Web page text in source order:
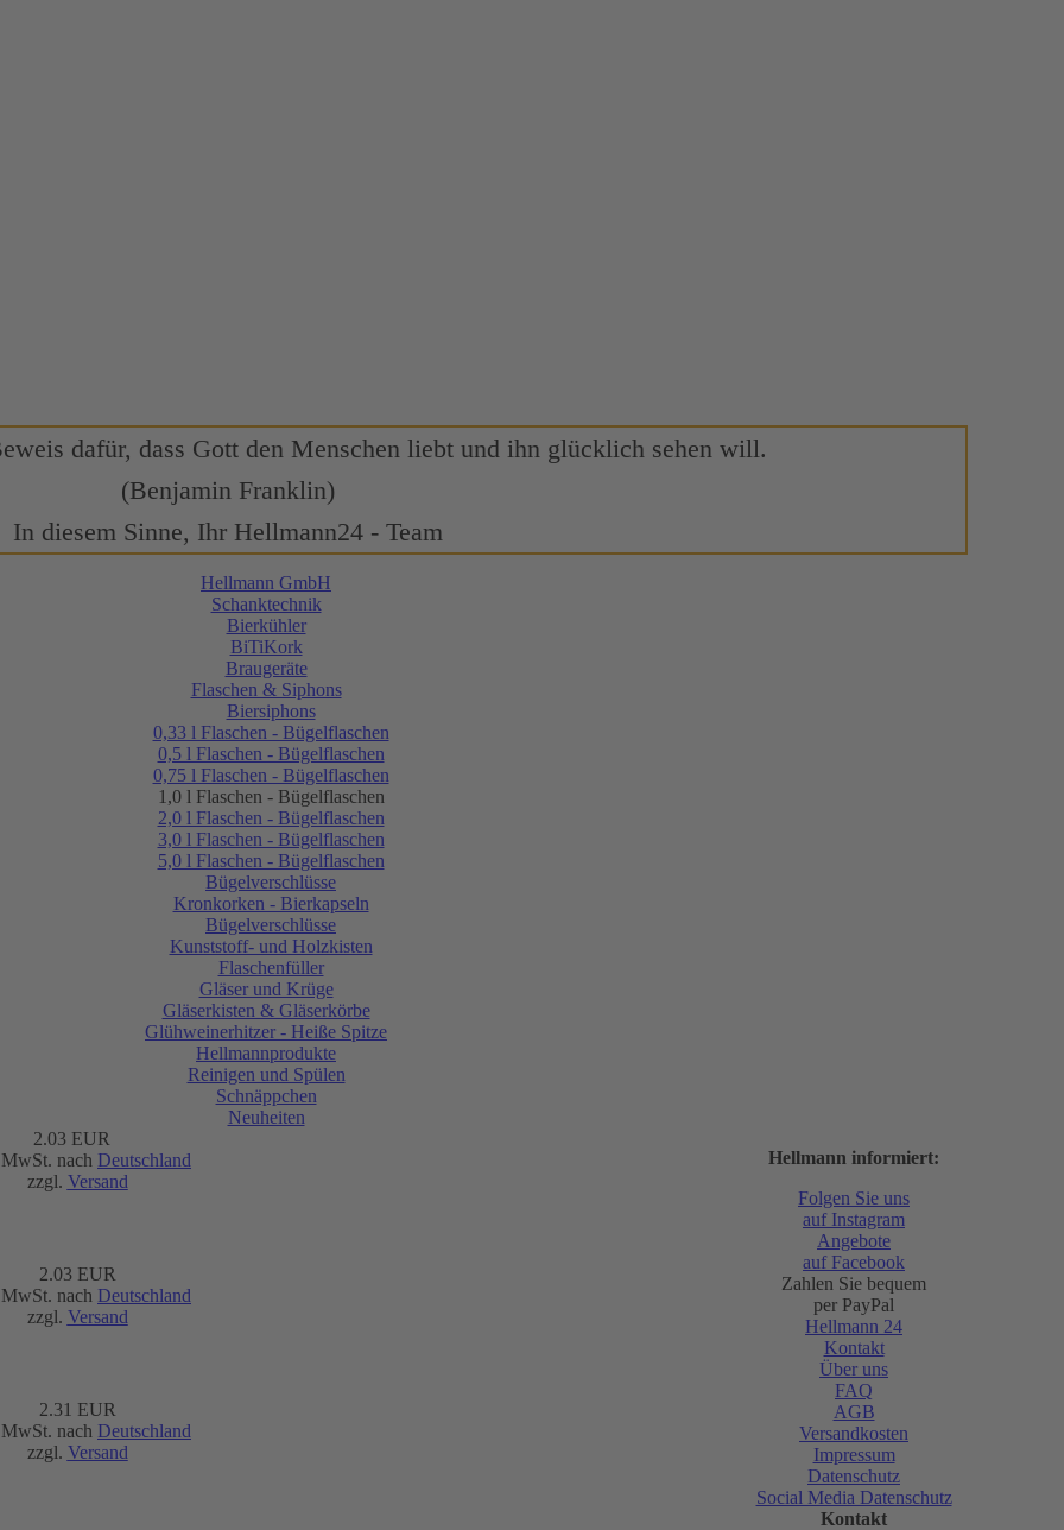
dafür, dass Gott den Menschen liebt und ihn glücklich sehen will.
(Benjamin Franklin)
In diesem Sinne, Ihr Hellmann24 - Team
Hellmann GmbH
Schanktechnik
Bierkühler
BiTiKork
Braugeräte
Flaschen & Siphons
Biersiphons
0,33 l Flaschen - Bügelflaschen
0,5 l Flaschen - Bügelflaschen
0,75 l Flaschen - Bügelflaschen
1,0 l Flaschen - Bügelflaschen
2,0 l Flaschen - Bügelflaschen
3,0 l Flaschen - Bügelflaschen
5,0 l Flaschen - Bügelflaschen
Bügelverschlüsse
Kronkorken - Bierkapseln
Bügelverschlüsse
Kunststoff- und Holzkisten
Flaschenfüller
Gläser und Krüge
Gläserkisten & Gläserkörbe
Glühweinerhitzer - Heiße Spitze
Hellmannprodukte
Reinigen und Spülen
Schnäppchen
Neuheiten
2.03 EUR
nach Deutschland
zzgl. Versand
2.03 EUR
nach Deutschland
zzgl. Versand
2.31 EUR
nach Deutschland
zzgl. Versand
Hellmann informiert:
Folgen Sie uns
auf Instagram
Angebote
auf Facebook
Zahlen Sie bequem
per PayPal
Hellmann 24
Kontakt
Über uns
FAQ
AGB
Versandkosten
Impressum
Datenschutz
Social Media Datenschutz
Kontakt